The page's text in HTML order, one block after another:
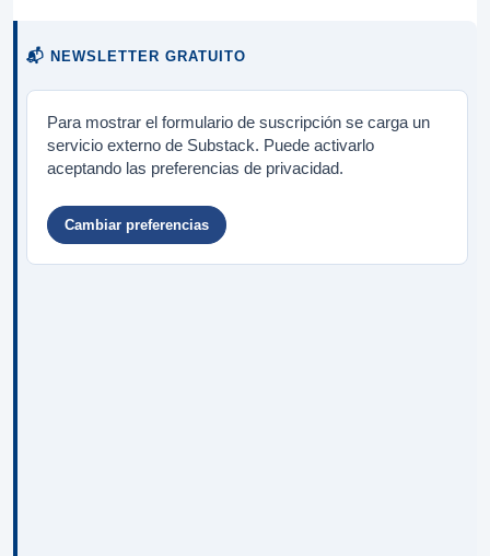
📬 NEWSLETTER GRATUITO
Para mostrar el formulario de suscripción se carga un
servicio externo de Substack. Puede activarlo
aceptando las preferencias de privacidad.
Cambiar preferencias